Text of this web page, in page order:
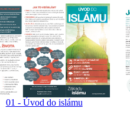
01 - Úvod do islámu